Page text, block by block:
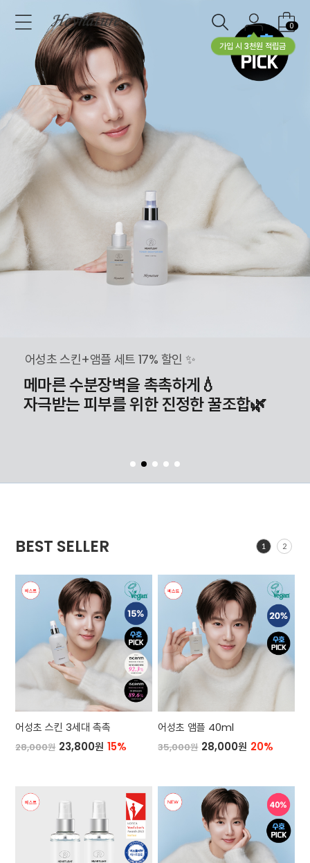
가입 시 3천원 적립금
0
어성초 스킨+앰플 세트 17% 할인 ✨
메마른 수분장벽을 촉촉하게💧
자극받는 피부를 위한 진정한 꿀조합🌿
BEST SELLER 1 2
어성초 스킨 3세대 촉촉
28,000원 23,800원 15%
어성초 앰플 40ml
35,000원 28,000원 20%